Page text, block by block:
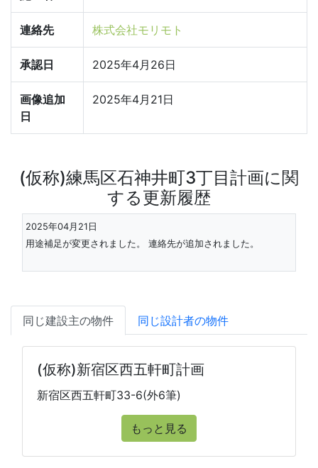
連絡先 株式会社モリモト
承認日 2025年4月26日
画像追加
日
2025年4月21日
(仮称)練馬区石神井町3丁目計画に関
する更新履歴
2025年04月21日
用途補足が変更されました。 連絡先が追加されました。
同じ建設主の物件 同じ設計者の物件
(仮称)新宿区西五軒町計画
新宿区西五軒町33-6(外6筆)
もっと見る